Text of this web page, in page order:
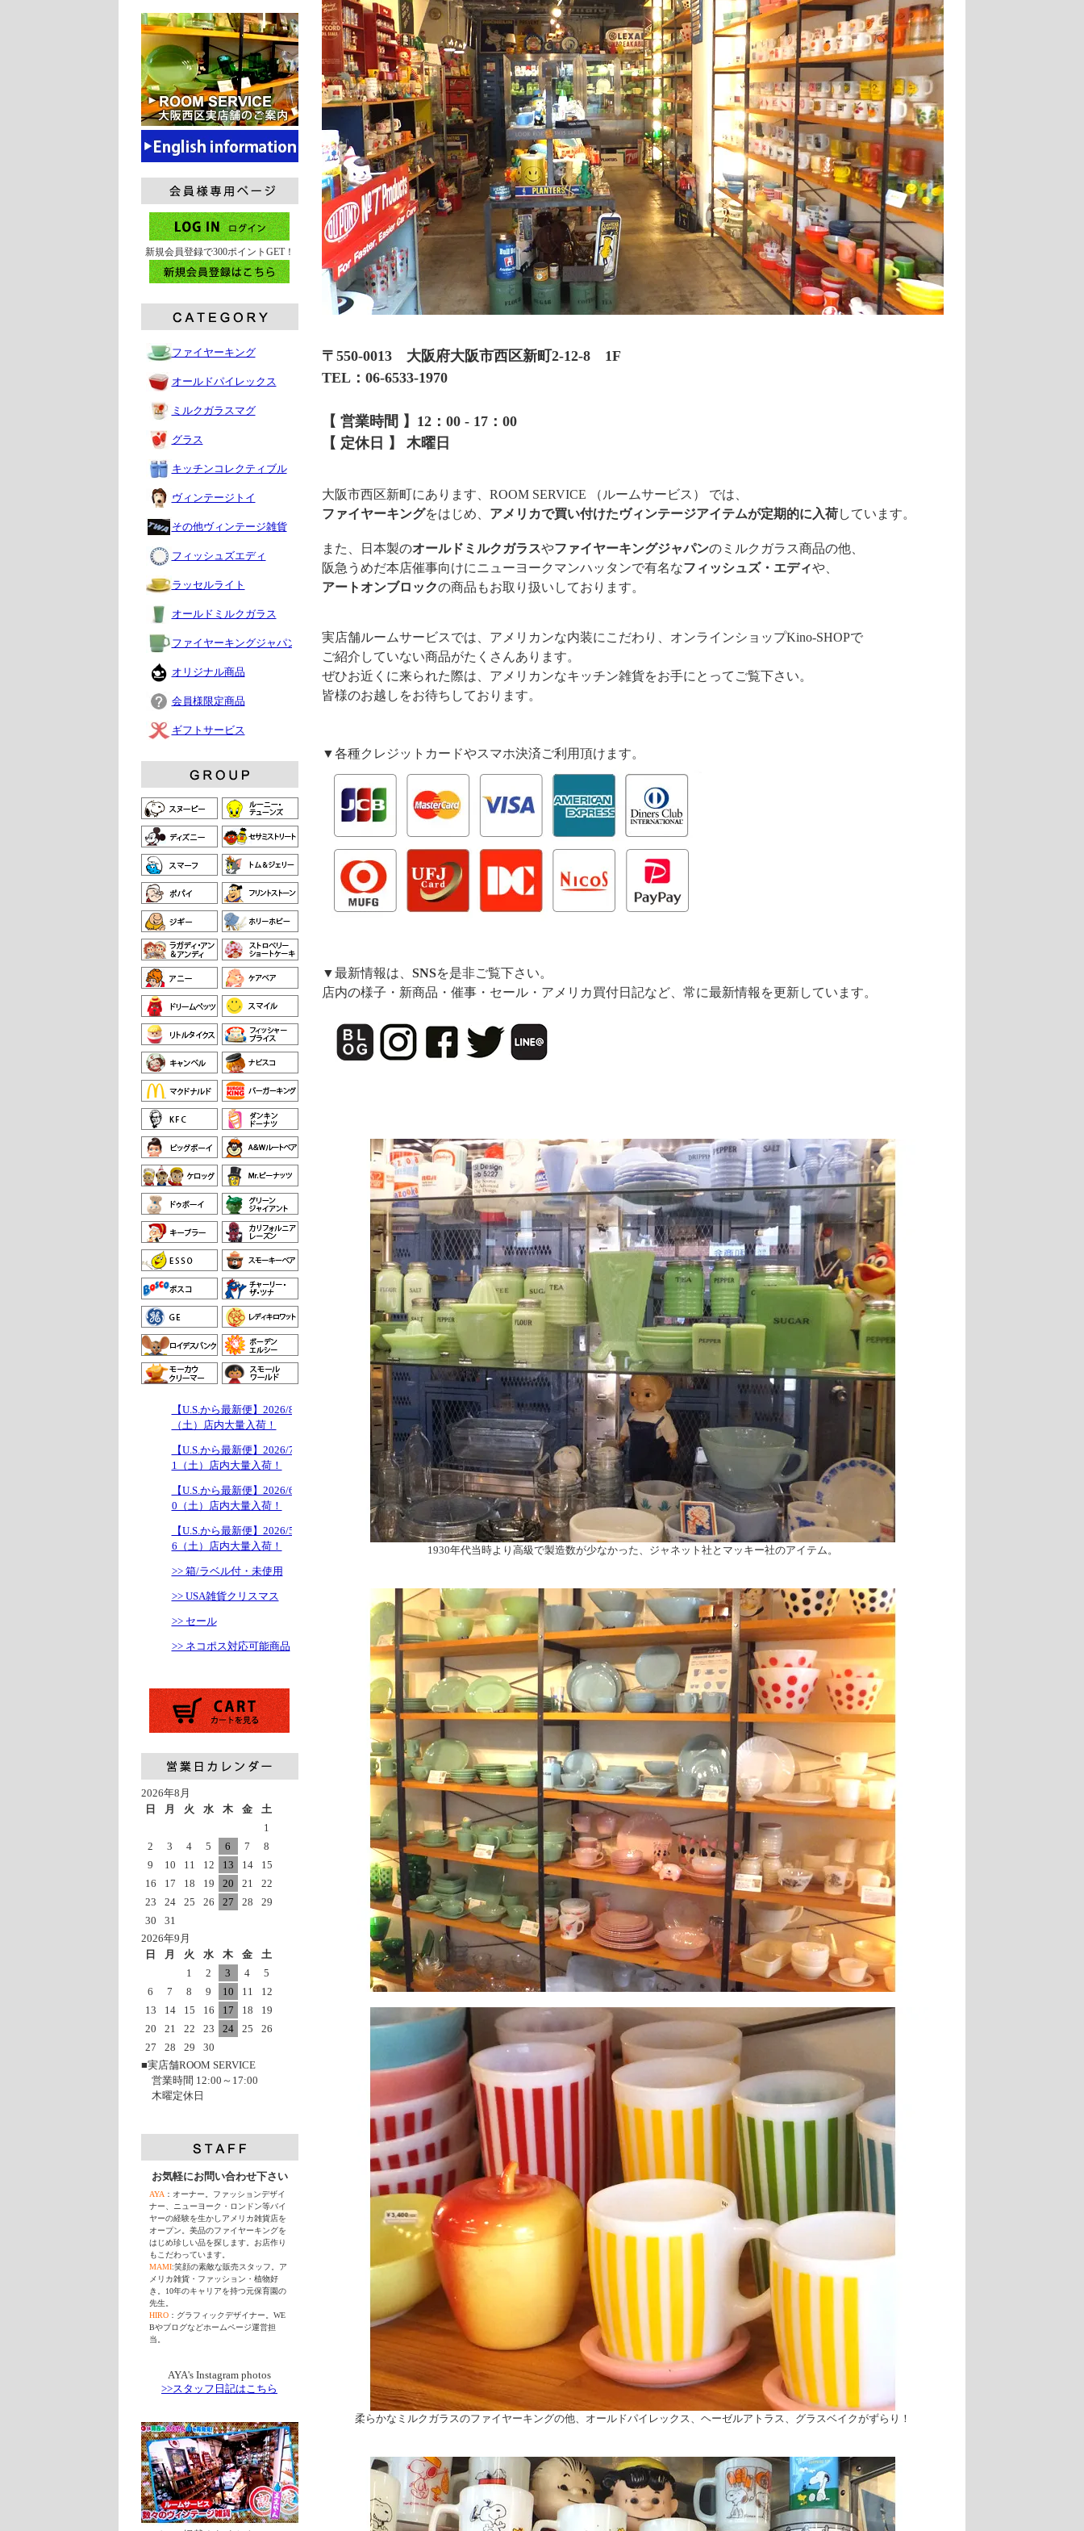
新規会員登録で300ポイントGET！
ファイヤーキング
オールドパイレックス
ミルクガラスマグ
グラス
キッチンコレクティブル
ヴィンテージトイ
その他ヴィンテージ雑貨
フィッシュズエディ
ラッセルライト
オールドミルクガラス
ファイヤーキングジャパン
オリジナル商品
会員様限定商品
ギフトサービス
【U.S.から最新便】2026/8/1
（土）店内大量入荷！
【U.S.から最新便】2026/7/1
1（土）店内大量入荷！
【U.S.から最新便】2026/6/2
0（土）店内大量入荷！
【U.S.から最新便】2026/5/1
6（土）店内大量入荷！
>> 箱/ラベル付・未使用
>> USA雑貨クリスマス
>> セール
>> ネコポス対応可能商品
2026年8月
日
月 火 水 木 金
土
1
2
3 4 5 6 7
8
9
10 11 12 13 14
15
16
17 18 19 20 21
22
23
24 25 26 27 28
29
30
31
2026年9月
日
月 火 水 木 金
土
1
2 3 4
5
6
7 8 9 10 11
12
13
14 15 16 17 18
19
20
21 22 23 24 25
26
27
28 29
30
■実店舗ROOM SERVICE
営業時間 12:00～17:00
木曜定休日
お気軽にお問い合わせ下さい
AYA ：オーナー。ファッションデザイ
ナー、ニューヨーク・ロンドン等バイ
ヤーの経験を生かしアメリカ雑貨店を
オープン。美品のファイヤーキングを
はじめ珍しい品を探します。お店作り
もこだわっています。
MAMI:笑顔の素敵な販売スタッフ。ア
メリカ雑貨・ファッション・植物好
き。10年のキャリアを持つ元保育園の
先生。
HIRO：グラフィックデザイナー。WE
Bやブログなどホームページ運営担
当。
AYA's Instagram photos
>>スタッフ日記はこちら
〒550-0013 大阪府大阪市西区新町2-12-8 1F
TEL：06-6533-1970
【 営業時間 】12：00 - 17：00
【 定休日 】 木曜日
大阪市西区新町にあります、ROOM SERVICE （ルームサービス） では、
ファイヤーキングをはじめ、 アメリカで買い付けたヴィンテージアイテムが定期的に入荷しています。
また、日本製のオールドミルクガラスやファイヤーキングジャパンのミルクガラス商品の他、
阪急うめだ本店催事向けにニューヨークマンハッタンで有名なフィッシュズ・エディや、
アートオンブロックの商品もお取り扱いしております。
実店舗ルームサービスでは、アメリカンな内装にこだわり、オンラインショップKino-SHOPで
ご紹介していない商品がたくさんあります。
ぜひお近くに来られた際は、アメリカンなキッチン雑貨をお手にとってご覧下さい。
皆様のお越しをお待ちしております。
▼各種クレジットカードやスマホ決済ご利用頂けます。
▼最新情報は、 SNSを是非ご覧下さい。
店内の様子・新商品・催事・セール・アメリカ買付日記など、常に最新情報を更新しています。
1930年代当時より高級で製造数が少なかった、ジャネット社とマッキー社のアイテム。
柔らかなミルクガラスのファイヤーキングの他、オールドパイレックス、ヘーゼルアトラス、グラスベイクがずらり！